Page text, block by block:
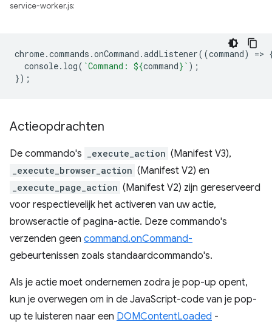
service-worker.js:
chrome.commands .onCommand .addListener((command) =>
console. log( `Command: ${command} ` );
});
Actieopdrachten
De commando's _execute_action (Manifest V3),
_execute_browser_action (Manifest V2) en
_execute_page_action (Manifest V2) zijn gereserveerd
voor respectievelijk het activeren van uw actie,
browseractie of pagina-actie. Deze commando's
verzenden geen command.onCommand-
gebeurtenissen zoals standaardcommando's.
Als je actie moet ondernemen zodra je pop-up opent,
kun je overwegen om in de JavaScript-code van je pop-
up te luisteren naar een DOMContentLoaded -